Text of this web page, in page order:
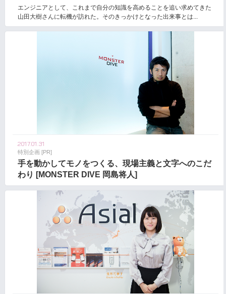
エンジニアとして、これまで自分の知識を高めることを追い求めてきた
山田大樹さんに転機が訪れた。そのきっかけとなった出来事とは...
2017.01.31
特別企画 [PR]
手を動かしてモノをつくる、現場主義と文字へのこだ
わり [MONSTER DIVE 岡島将人]